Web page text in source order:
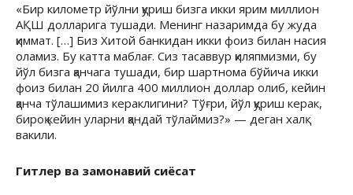
«Бир километр йўлни қуриш бизга икки ярим миллион
АҚШ долларига тушади. Менинг назаримда бу жуда
қиммат. […] Биз Хитой банкидан икки фоиз билан насия
оламиз. Бу катта маблағ. Сиз тасаввур қиляпмизми, бу
йўл бизга қанчага тушади, бир шартнома бўйича икки
фоиз билан 20 йилга 400 миллион доллар олиб, кейин
қанча тўлашимиз кераклигини? Тўғри, йўл қуриш керак,
бироқ кейин уларни қандай тўлаймиз?» — деган халқ
вакили.
Гитлер ва замонавий сиёсат